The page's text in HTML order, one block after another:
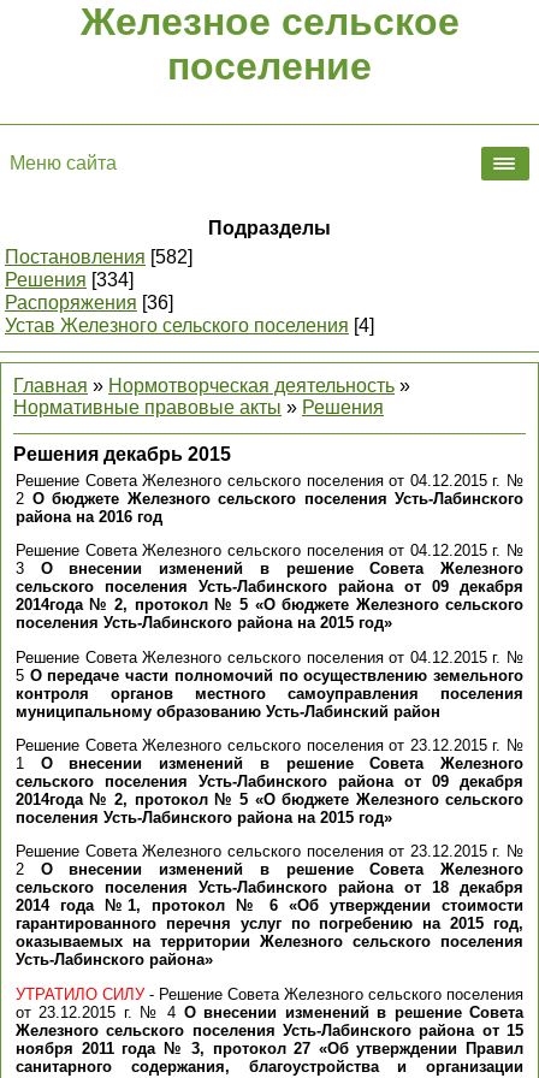
Железное сельское
поселение
Меню сайта
Подразделы
Постановления [582]
Решения [334]
Распоряжения [36]
Устав Железного сельского поселения [4]
Главная » Нормотворческая деятельность »
Нормативные правовые акты » Решения
Решения декабрь 2015
Решение Совета Железного сельского поселения от 04.12.2015 г. №
2 О бюджете Железного сельского поселения Усть-Лабинского
района на 2016 год
Решение Совета Железного сельского поселения от 04.12.2015 г. №
3 О внесении изменений в решение Совета Железного
сельского поселения Усть-Лабинского района от 09 декабря
2014года № 2, протокол № 5 «О бюджете Железного сельского
поселения Усть-Лабинского района на 2015 год»
Решение Совета Железного сельского поселения от 04.12.2015 г. №
5 О передаче части полномочий по осуществлению земельного
контроля органов местного самоуправления поселения
муниципальному образованию Усть-Лабинский район
Решение Совета Железного сельского поселения от 23.12.2015 г. №
1 О внесении изменений в решение Совета Железного
сельского поселения Усть-Лабинского района от 09 декабря
2014года № 2, протокол № 5 «О бюджете Железного сельского
поселения Усть-Лабинского района на 2015 год»
Решение Совета Железного сельского поселения от 23.12.2015 г. №
2 О внесении изменений в решение Совета Железного
сельского поселения Усть-Лабинского района от 18 декабря
2014 года №1, протокол № 6 «Об утверждении стоимости
гарантированного перечня услуг по погребению на 2015 год,
оказываемых на территории Железного сельского поселения
Усть-Лабинского района»
УТРАТИЛО СИЛУ- Решение Совета Железного сельского поселения
от 23.12.2015 г. № 4 О внесении изменений в решение Совета
Железного сельского поселения Усть-Лабинского района от 15
ноября 2011 года № 3, протокол 27 «Об утверждении Правил
санитарного содержания, благоустройства и организации